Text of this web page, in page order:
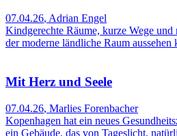
07.04.26, Adrian Engel
Kindgerechte Räume, kurze Wege
der moderne ländliche Raum aussehen
Mit Herz und Seele
07.04.26, Marlies Forenbacher
Kopenhagen hat ein neues
ein Gebäude, das von Tageslicht,